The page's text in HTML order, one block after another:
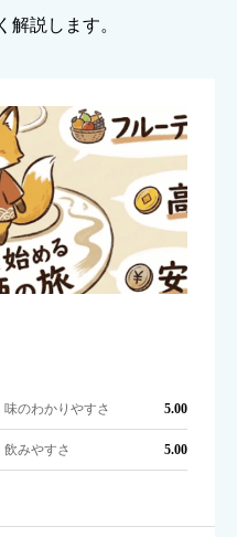
解説します。
味のわかりやすさ 5.00
飲みやすさ 5.00